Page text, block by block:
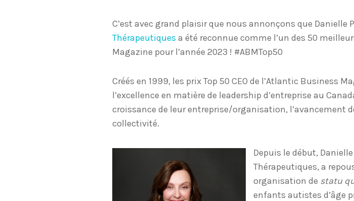
C’est avec grand plaisir que nous annonçons que Danielle
Thérapeutiques a été reconnue comme l’un des 50
Magazine pour l’année 2023 ! #ABMTop50
Créés en 1999, les prix Top 50 CEO de l’Atlantic Business
l’excellence en matière de leadership d’entreprise au
croissance de leur entreprise/organisation, l’avancement
collectivité.
Depuis le début,
Thérapeutiques, a
organisation de statu
enfants autistes d’âge